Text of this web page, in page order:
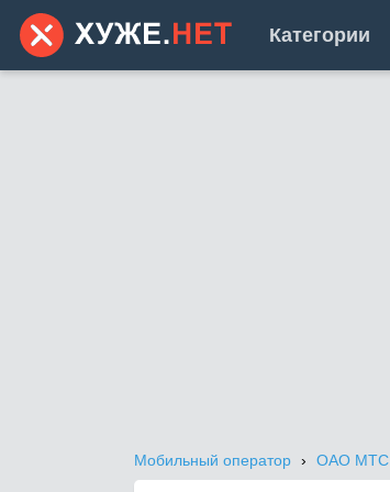
Категории
Мобильный оператор ОАО МТС